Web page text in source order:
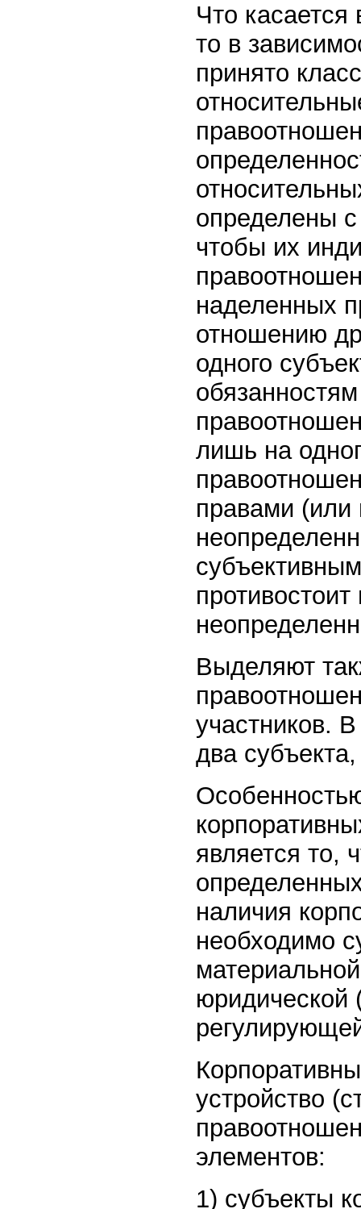
Что
то в
принято
определены с
чтобы их
наделенных
отношению
одного
лишь на
правами
Выделяют
участников.
два
является то,
наличия
необходимо
юридической
устройство
элементов:
1) субъекты